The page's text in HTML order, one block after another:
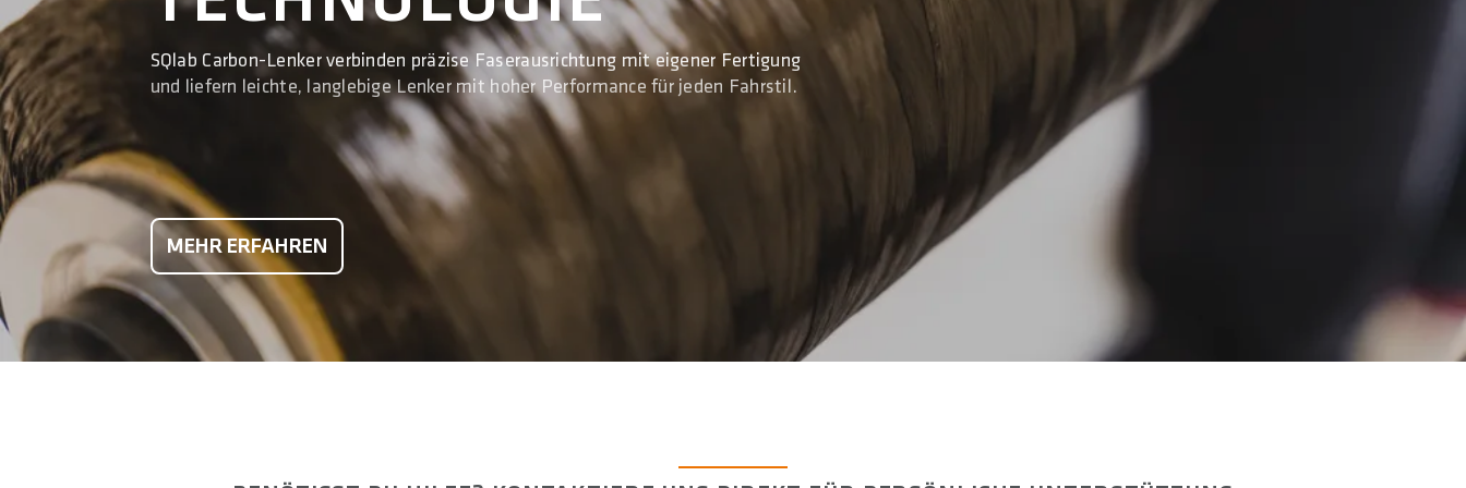
SQlab Carbon-Lenker verbinden präzise Faserausrichtung mit eigener Fertigung
und liefern leichte, langlebige Lenker mit hoher Performance für jeden Fahrstil.
MEHR ERFAHREN